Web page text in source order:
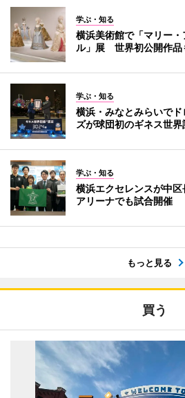
学ぶ・知る
横浜美術館で「マリー
ル」展 世界初公開作品
学ぶ・知る
横浜・みなとみらいで
ズが球団初のギネス世界
学ぶ・知る
横浜エクセレンスが中
アリーナでも試合開催
もっと見る
買う